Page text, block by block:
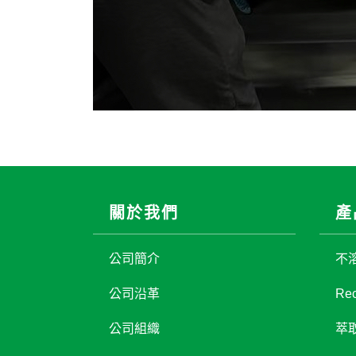
關於我們
公司簡介
公司沿革
公司組織
不
萃